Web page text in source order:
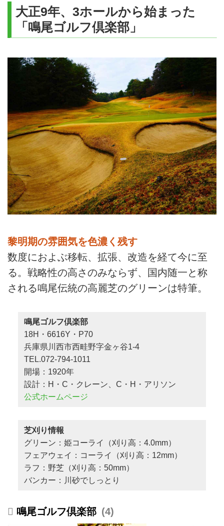
大正9年、3ホールから始まった
「鳴尾ゴルフ倶楽部」
黎明期の雰囲気を色濃く残す
数度におよぶ移転、拡張、改造を経て今に至
る。戦略性の高さのみならず、国内随一と称
される鳴尾伝統の高麗芝のグリーンは特筆。
鳴尾ゴルフ倶楽部
18H・6616Y・P70
兵庫県川西市西畦野字金ヶ谷1-4
TEL.072-794-1011
開場：1920年
設計：H・C・クレーン、C・H・アリソン
公式ホームページ
芝刈り情報
グリーン：姫コーライ（刈り高：4.0mm）
フェアウェイ：コーライ（刈り高：12mm）
ラフ：野芝（刈り高：50mm）
バンカー：川砂でしっとり
鳴尾ゴルフ倶楽部 4